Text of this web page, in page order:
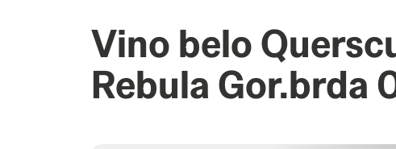
Vino belo
Rebula Gor.brda